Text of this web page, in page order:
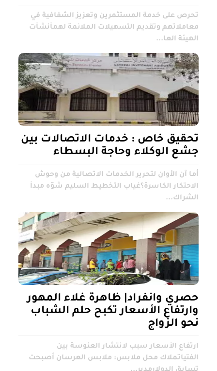
تحرص على خدمة المستثمرين وتعزيز الشفافية في
معاملاتهم وتقديم التسهيلات الملائمة لهمأنشأت
الهيئة العا...
تحقيق خاص : خدمات الاتصالات بين
جشع الوكلاء وحاجة البسطاء
أما آن الأوان لتحرير الخدمات الاتصالية من وحوش
الاحتكار الكاسرة؟غياب التخطيط السليم شوّه مبدأ
الشراك...
حصري وانفراد| ظاهرة غلاء المهور
وارتفاع الأسعار تكبح حلم الشباب
نحو الزواج
ارتفاع الأسعار سبب لانتشار العنوسة بين
الفتياتملاك محل ملابس: ملابس العرسان أصبحت